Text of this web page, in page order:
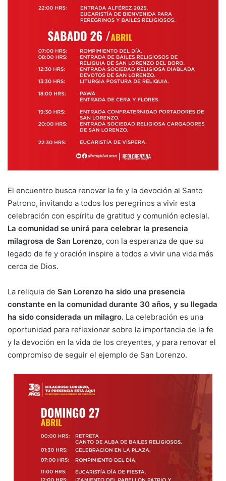
El encuentro busca renovar la fe y la devoción al Santo
Patrono, invitando a todos los peregrinos a vivir esta
celebración con espíritu de gratitud y comunión eclesial.
La comunidad se unirá para celebrar la presencia
milagrosa de San Lorenzo, con la esperanza de que su
legado de fe y oración inspire a todos a vivir una vida más
cerca de Dios.
La reliquia de San Lorenzo ha sido una presencia
constante en la comunidad durante 30 años, y su llegada
ha sido considerada un milagro. La celebración es una
oportunidad para reflexionar sobre la importancia de la fe
y la devoción en la vida de los creyentes, y para renovar el
compromiso de seguir el ejemplo de San Lorenzo.